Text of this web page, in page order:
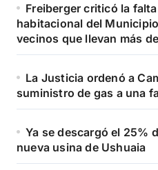
Freiberger criticó la
habitacional del
vecinos que llevan más
La Justicia ordenó a
suministro de gas a una
Ya se descargó el 25%
nueva usina de Ushuaia